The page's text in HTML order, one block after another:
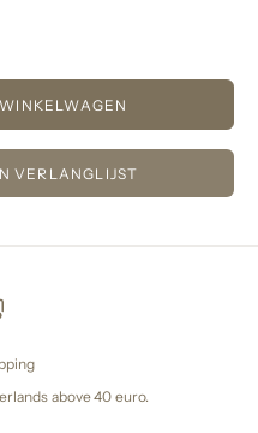
VERLANGLIJST
above 40 euro.